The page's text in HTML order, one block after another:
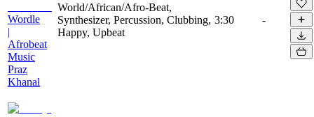
Wordle
|
Afrobeat
Music
Praz
Khanal
World/African/Afro-Beat,
Synthesizer, Percussion, Clubbing,
Happy, Upbeat
3:30 -